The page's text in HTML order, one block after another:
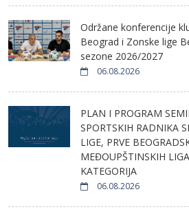
Održane konferencije
Beograd i Zonske lige
sezone 2026/2027
06.08.2026
PLAN I PROGRAM
SPORTSKIH RADNIKA
LIGE, PRVE
MEĐOUPŠTINSKIH
KATEGORIJA
06.08.2026